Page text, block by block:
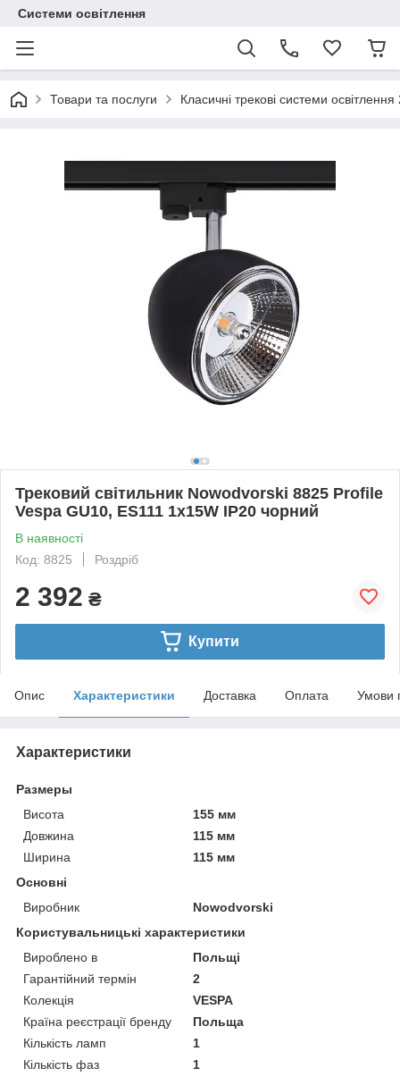
Системи освітлення
Товари та послуги Класичні трекові системи
Трековий світильник Nowodvorski 8825 Profile
Vespa GU10, ES111 1x15W IP20 чорний
В наявності
Код: 8825
Роздріб
2 392 ₴
Купити
Опис Характеристики Доставка Оплата Умови
Характеристики
Размеры
Висота
155 мм
Довжина
115 мм
Ширина
115 мм
Основні
Виробник
Nowodvorski
Користувальницькі характеристики
Вироблено в
Польщі
Гарантійний термін
2
Колекція
VESPA
Країна реєстрації бренду
Польща
Кількість ламп
1
Кількість фаз
1